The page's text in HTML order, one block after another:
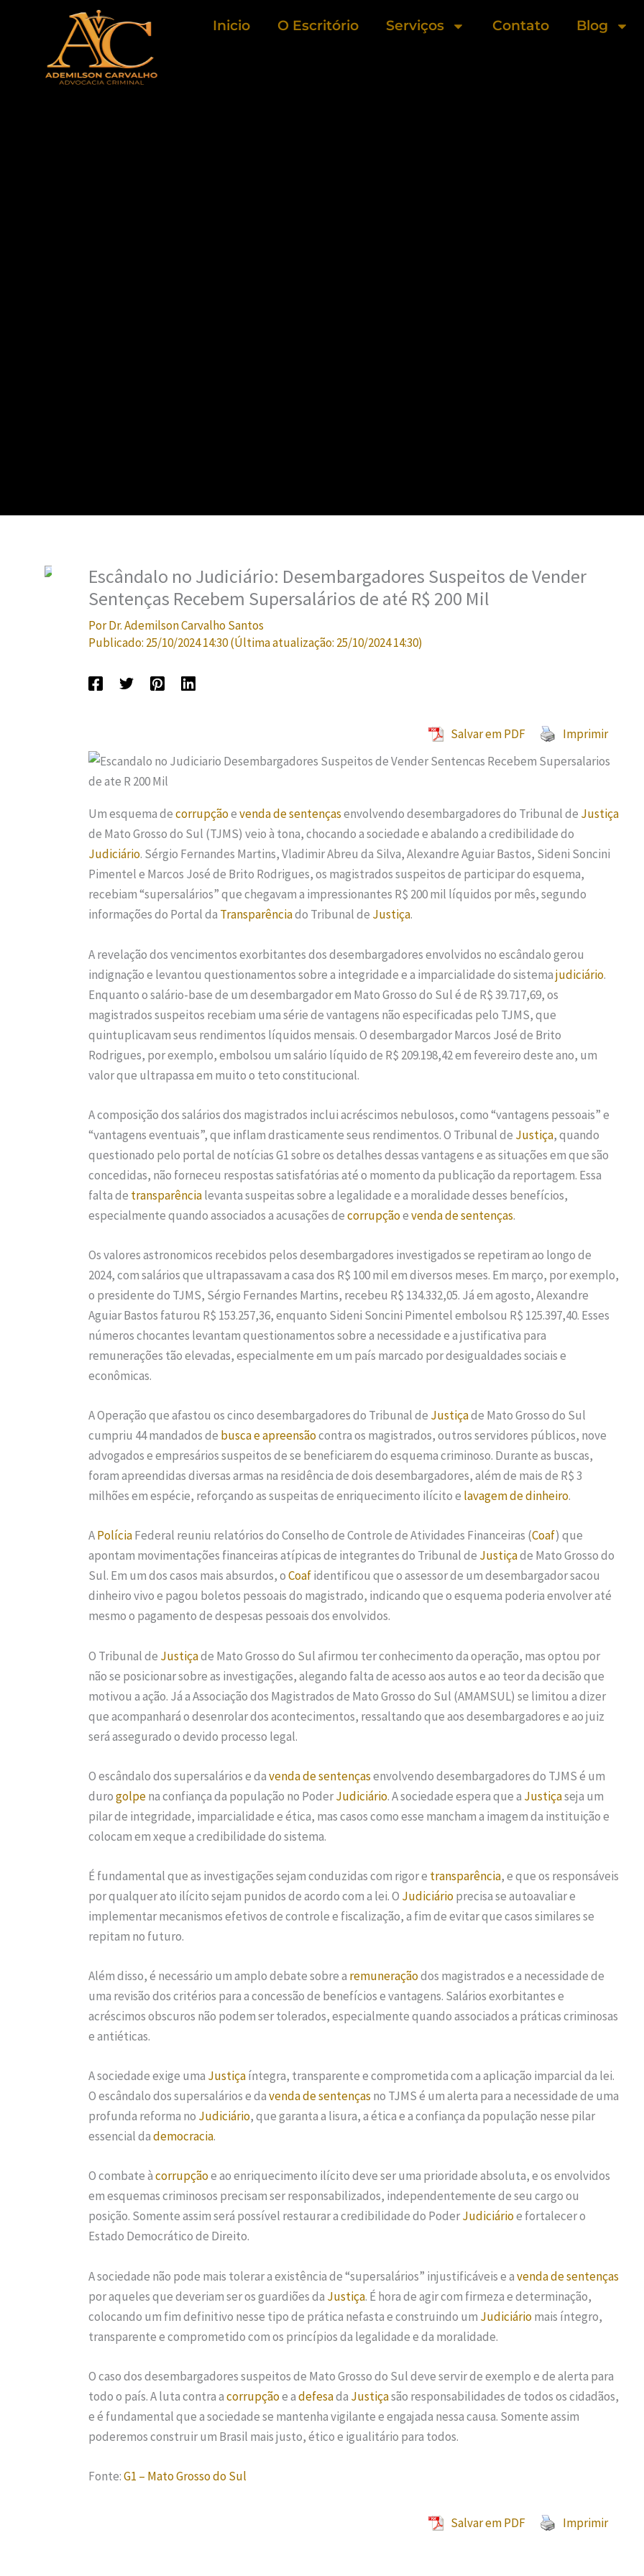
conteúdo
Inicio O Escritório Serviços Contato Blog
Escândalo no Judiciário: Desembargadores Suspeitos de Vender
Sentenças Recebem Supersalários de até R$ 200 Mil
PorDr. Ademilson Carvalho Santos
Publicado: 25/10/2024 14:30(Última atualização: 25/10/2024 14:30)
Salvar em PDF Imprimir
Um esquema decorrupçãoevenda de sentençasenvolvendo desembargadores do Tribunal de Justiça
de Mato Grosso do Sul (TJMS) veio à tona, chocando a sociedade e abalando a credibilidade do
Judiciário. Sérgio Fernandes Martins, Vladimir Abreu da Silva, Alexandre Aguiar Bastos, Sideni Soncini
Pimentel e Marcos José de Brito Rodrigues, os magistrados suspeitos de participar do esquema,
recebiam “supersalários” que chegavam a impressionantes R$ 200 mil líquidos por mês, segundo
informações do Portal da Transparênciado Tribunal de Justiça.
A revelação dos vencimentos exorbitantes dos desembargadores envolvidos no escândalo gerou
indignação e levantou questionamentos sobre a integridade e a imparcialidade do sistemajudiciário.
Enquanto o salário-base de um desembargador em Mato Grosso do Sul é de R$ 39.717,69, os
magistrados suspeitos recebiam uma série de vantagens não especificadas pelo TJMS, que
quintuplicavam seus rendimentos líquidos mensais. O desembargador Marcos José de Brito
Rodrigues, por exemplo, embolsou um salário líquido de R$ 209.198,42 em fevereiro deste ano, um
valor que ultrapassa em muito o teto constitucional.
A composição dos salários dos magistrados inclui acréscimos nebulosos, como “vantagens pessoais” e
“vantagens eventuais”, que inflam drasticamente seus rendimentos. O Tribunal de Justiça, quando
questionado pelo portal de notícias G1 sobre os detalhes dessas vantagens e as situações em que são
concedidas, não forneceu respostas satisfatórias até o momento da publicação da reportagem. Essa
falta de transparêncialevanta suspeitas sobre a legalidade e a moralidade desses benefícios,
especialmente quando associados a acusações decorrupçãoevenda de sentenças.
Os valores astronomicos recebidos pelos desembargadores investigados se repetiram ao longo de
2024, com salários que ultrapassavam a casa dos R$ 100 mil em diversos meses. Em março, por exemplo,
o presidente do TJMS, Sérgio Fernandes Martins, recebeu R$ 134.332,05. Já em agosto, Alexandre
Aguiar Bastos faturou R$ 153.257,36, enquanto Sideni Soncini Pimentel embolsou R$ 125.397,40. Esses
números chocantes levantam questionamentos sobre a necessidade e a justificativa para
remunerações tão elevadas, especialmente em um país marcado por desigualdades sociais e
econômicas.
A Operação que afastou os cinco desembargadores do Tribunal de Justiçade Mato Grosso do Sul
cumpriu 44 mandados de busca e apreensãocontra os magistrados, outros servidores públicos, nove
advogados e empresários suspeitos de se beneficiarem do esquema criminoso. Durante as buscas,
foram apreendidas diversas armas na residência de dois desembargadores, além de mais de R$ 3
milhões em espécie, reforçando as suspeitas de enriquecimento ilícito e lavagem de dinheiro.
APolíciaFederal reuniu relatórios do Conselho de Controle de Atividades Financeiras (Coaf) que
apontam movimentações financeiras atípicas de integrantes do Tribunal de Justiçade Mato Grosso do
Sul. Em um dos casos mais absurdos, oCoafidentificou que o assessor de um desembargador sacou
dinheiro vivo e pagou boletos pessoais do magistrado, indicando que o esquema poderia envolver até
mesmo o pagamento de despesas pessoais dos envolvidos.
O Tribunal de Justiçade Mato Grosso do Sul afirmou ter conhecimento da operação, mas optou por
não se posicionar sobre as investigações, alegando falta de acesso aos autos e ao teor da decisão que
motivou a ação. Já a Associação dos Magistrados de Mato Grosso do Sul (AMAMSUL) se limitou a dizer
que acompanhará o desenrolar dos acontecimentos, ressaltando que aos desembargadores e ao juiz
será assegurado o devido processo legal.
O escândalo dos supersalários e davenda de sentençasenvolvendo desembargadores do TJMS é um
durogolpena confiança da população no PoderJudiciário. A sociedade espera que a Justiçaseja um
pilar de integridade, imparcialidade e ética, mas casos como esse mancham a imagem da instituição e
colocam em xeque a credibilidade do sistema.
É fundamental que as investigações sejam conduzidas com rigor e transparência, e que os responsáveis
por qualquer ato ilícito sejam punidos de acordo com a lei. O Judiciárioprecisa se autoavaliar e
implementar mecanismos efetivos de controle e fiscalização, a fim de evitar que casos similares se
repitam no futuro.
Além disso, é necessário um amplo debate sobre a remuneraçãodos magistrados e a necessidade de
uma revisão dos critérios para a concessão de benefícios e vantagens. Salários exorbitantes e
acréscimos obscuros não podem ser tolerados, especialmente quando associados a práticas criminosas
e antiéticas.
A sociedade exige uma Justiçaíntegra, transparente e comprometida com a aplicação imparcial da lei.
O escândalo dos supersalários e davenda de sentenças no TJMS é um alerta para a necessidade de uma
profunda reforma no Judiciário, que garanta a lisura, a ética e a confiança da população nesse pilar
essencial dademocracia.
O combate àcorrupçãoe ao enriquecimento ilícito deve ser uma prioridade absoluta, e os envolvidos
em esquemas criminosos precisam ser responsabilizados, independentemente de seu cargo ou
posição. Somente assim será possível restaurar a credibilidade do PoderJudiciárioe fortalecer o
Estado Democrático de Direito.
A sociedade não pode mais tolerar a existência de “supersalários” injustificáveis e avenda de sentenças
por aqueles que deveriam ser os guardiões da Justiça. É hora de agir com firmeza e determinação,
colocando um fim definitivo nesse tipo de prática nefasta e construindo um Judiciáriomais íntegro,
transparente e comprometido com os princípios da legalidade e da moralidade.
O caso dos desembargadores suspeitos de Mato Grosso do Sul deve servir de exemplo e de alerta para
todo o país. A luta contra acorrupçãoe adefesada Justiçasão responsabilidades de todos os cidadãos,
e é fundamental que a sociedade se mantenha vigilante e engajada nessa causa. Somente assim
poderemos construir um Brasil mais justo, ético e igualitário para todos.
Fonte:G1 – Mato Grosso do Sul
Salvar em PDF Imprimir